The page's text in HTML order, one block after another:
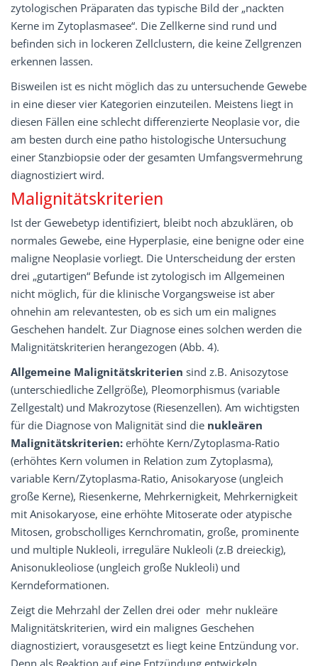
zytologischen Präparaten das typische Bild der „nackten
Kerne im Zytoplasmasee“. Die Zellkerne sind rund und
befinden sich in lockeren Zellclustern, die keine Zellgrenzen
erkennen lassen.
Bisweilen ist es nicht möglich das zu untersuchende Gewebe
in eine dieser vier Kategorien einzuteilen. Meistens liegt in
diesen Fällen eine schlecht differenzierte Neoplasie vor, die
am besten durch eine patho histologische Untersuchung
einer Stanzbiopsie oder der gesamten Umfangsvermehrung
diagnostiziert wird.
Malignitätskriterien
Ist der Gewebetyp identifiziert, bleibt noch abzuklären, ob
normales Gewebe, eine Hyperplasie, eine benigne oder eine
maligne Neoplasie vorliegt. Die Unterscheidung der ersten
drei „gutartigen“ Befunde ist zytologisch im Allgemeinen
nicht möglich, für die klinische Vorgangsweise ist aber
ohnehin am relevantesten, ob es sich um ein malignes
Geschehen handelt. Zur Diagnose eines solchen werden die
Malignitätskriterien herangezogen (Abb. 4).
Allgemeine Malignitätskriterien sind z.B. Anisozytose
(unterschiedliche Zellgröße), Pleomorphismus (variable
Zellgestalt) und Makrozytose (Riesenzellen). Am wichtigsten
für die Diagnose von Malignität sind die nukleären
Malignitätskriterien: erhöhte Kern/Zytoplasma­-Ratio
(erhöhtes Kern volumen in Relation zum Zytoplasma),
variable Kern/Zytoplasma­-Ratio, Anisokaryose (ungleich
große Kerne), Riesenkerne, Mehrkernigkeit, Mehrkernigkeit
mit Anisokaryose, eine erhöhte Mitoserate oder atypische
Mitosen, grobscholliges Kernchromatin, große, prominente
und multiple Nukleoli, irreguläre Nukleoli (z.B dreieckig),
Anisonukleoliose (ungleich große Nukleoli) und
Kerndeformationen.
Zeigt die Mehrzahl der Zellen drei oder mehr nukleäre
Malignitätskriterien, wird ein malignes Geschehen
diagnostiziert, vor­ausgesetzt es liegt keine Entzündung vor.